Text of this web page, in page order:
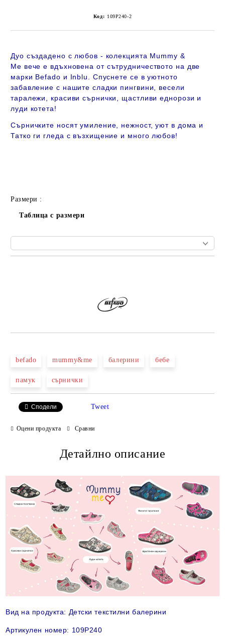
Код: 109P240-2
Дуо създадено с любов - колекцията Mummy &
Me вечее вдъхновена от сътрудничеството на две
марки Befado и Inblu. Спуснете се в уютното
забавление с нашите сладки пингвини, весели
таралежи, красиви сърнички, щастливи еднорози и
луди котета!
Сърничките носят умиление, нежност, уют в дома и
Татко ги гледа с възхищение и много любов!
Размери :
Таблица с размери
befado mummy&me балерини бебе
памук сърнички
Сподели Tweet
Оцени продукта Сравни
Детайлно описание
Вид на продукта: Детски текстилни балерини
Артикулен номер: 109P240